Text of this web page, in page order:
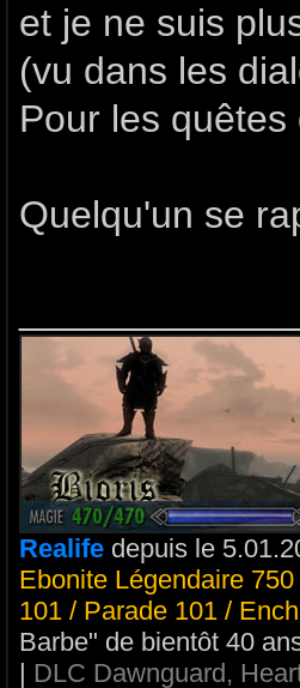
et je ne suis
(vu dans les
Pour les
Quelqu'un se
Realife depuis le
Ebonite Légendaire
101 / Parade 101 /
Barbe" de bientôt 40
| DLC Dawnguard,